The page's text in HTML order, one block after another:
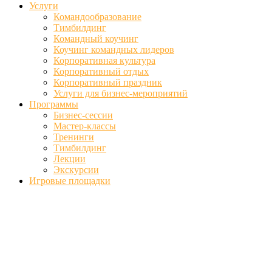
Услуги
Командообразование
Тимбилдинг
Командный коучинг
Коучинг командных лидеров
Корпоративная культура
Корпоративный отдых
Корпоративный праздник
Услуги для бизнес-мероприятий
Программы
Бизнес-сессии
Мастер-классы
Тренинги
Тимбилдинг
Лекции
Экскурсии
Игровые площадки